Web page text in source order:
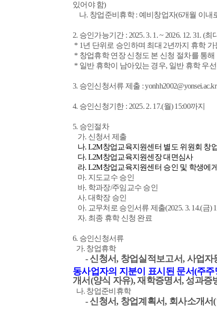
있어야 함)
나. 창업준비휴학 : 예비창업자(6개월 이내
2. 승인가능기간 : 2025. 3. 1. ~ 2026. 12. 31. (최
* 1년 단위로 승인하며 최대 2년까지 휴학 가
* 창업휴학 연장 신청도 본 신청 절차를 통
* 일반 휴학이 남아있는 경우, 일반 휴학 우
3. 승인신청서류 제출 : yonhh2002@yonsei.ac.kr
4. 승인신청기한 : 2025. 2. 17.(월) 15:00까지
5. 승인절차
가. 신청서 제출
나. L2M창업교육지원센터 별도 위원회 창
다. L2M창업교육지원센장 대면심사
라. L2M창업교육지원센터 승인 및 학생에
마. 지도교수 승인
바. 학과장/주임교수 승인
사. 대학장 승인
아. 교무처로 승인서류 제출(2025. 3. 14.(금)
자. 최종 휴학 신청 완료
6. 승인신청서류
가. 창업휴학
- 신청서, 창업실적보고서, 사업자
동사업자의 지분이 표시된 문서(주
개서(양식 자유), 재학증명서, 성과증
나. 창업준비휴학
- 신청서, 창업계획서, 회사소개서